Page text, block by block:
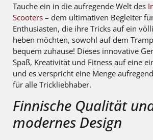
Tauche ein in die aufregende Welt des
Scooters – dem ultimativen Begleiter
Enthusiasten, die ihre Tricks auf ein
heben möchten, sowohl auf dem
bequem zuhause! Dieses innovative
Spaß, Kreativität und Fitness auf eine
und es verspricht eine Menge
für alle Trickliebhaber.
Finnische Qualität
modernes Design